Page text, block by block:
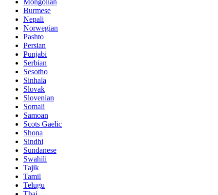
Burmese
Nepali
Norwegian
Pashto
Persian
Punjabi
Serbian
Sesotho
Sinhala
Slovak
Slovenian
Somali
Samoan
Scots Gaelic
Shona
Sindhi
Sundanese
Swahili
Tajik
Tamil
Telugu